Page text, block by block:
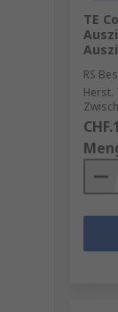
TE
RS
Herst.